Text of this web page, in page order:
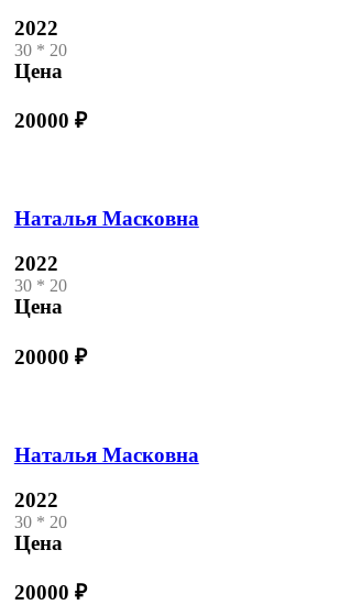
2022
30 * 20
Цена
20000 ₽
Наталья Масковна
2022
30 * 20
Цена
20000 ₽
Наталья Масковна
2022
30 * 20
Цена
20000 ₽